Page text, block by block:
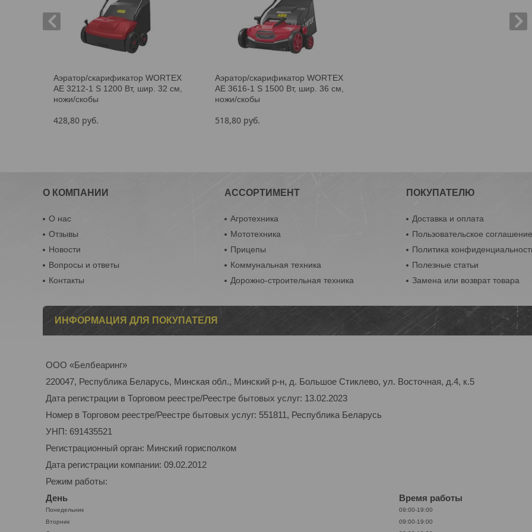
Аэратор/скарификатор WORTEX
AE 3212-1 S 1200 Вт, шир. 32 см,
ножи/скобы
428,80 руб.
Аэратор/скарификатор WORTEX
AE 3616-1 S 1500 Вт, шир. 36 см,
ножи/скобы
518,80 руб.
О КОМПАНИИ
О нас
Отзывы
Новости
Вопросы и ответы
Контакты
АССОРТИМЕНТ
Агротехника
Мототехника
Прицепы
Коммунальная техника
Дорожно-строительная техника
ПОКУПАТЕЛЮ
Доставка и оплата
Пользовательское
Политика
Полезные статьи
Замена или возврат товара
ИНФОРМАЦИЯ ДЛЯ ПОКУПАТЕЛЯ
ООО «Белбеаринг»
220047, Республика Беларусь, Минская обл., Минский р-н, д. Большое Стиклево, ул. Восточная, д.4, к.5
Дата регистрации в Торговом реестре/Реестре бытовых услуг: 13.02.2023
Номер в Торговом реестре/Реестре бытовых услуг: 551811, Республика Беларусь
УНП: 691435521
Регистрационный орган: Минский горисполком
Дата регистрации компании: 09.02.2012
Режим работы:
День
Время работы
Понедельник
09:00-19:00
Вторник
09:00-19:00